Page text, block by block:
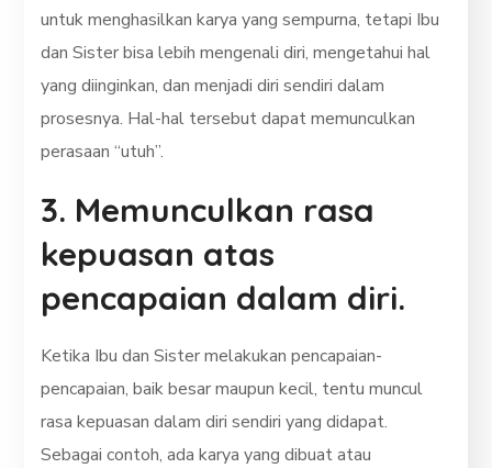
untuk menghasilkan karya yang sempurna, tetapi Ibu
dan Sister bisa lebih mengenali diri, mengetahui hal
yang diinginkan, dan menjadi diri sendiri dalam
prosesnya. Hal-hal tersebut dapat memunculkan
perasaan “utuh”.
3. Memunculkan rasa
kepuasan atas
pencapaian dalam diri.
Ketika Ibu dan Sister melakukan pencapaian-
pencapaian, baik besar maupun kecil, tentu muncul
rasa kepuasan dalam diri sendiri yang didapat.
Sebagai contoh, ada karya yang dibuat atau